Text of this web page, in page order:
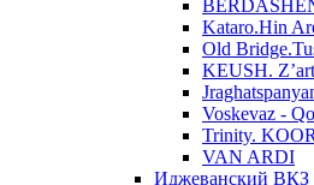
Kataro.Hin
Old
KEUSH.
Voskevaz -
Trinity.
VAN ARDI
Иджеванский ВКЗ